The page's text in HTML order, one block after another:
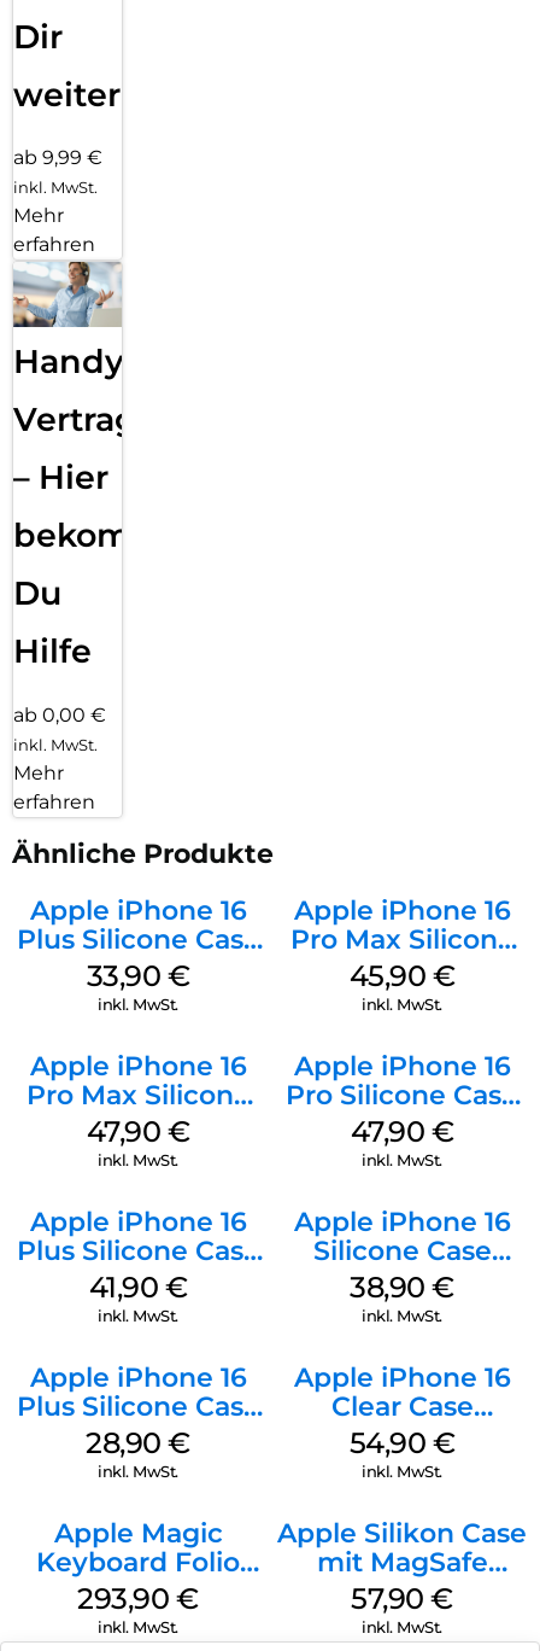
Dir
weiter
ab 9,99 €
inkl. MwSt.
Mehr
erfahren
Handy
Vertragsabwicklung
– Hier
bekommst
Du
Hilfe
ab 0,00 €
inkl. MwSt.
Mehr
erfahren
Ähnliche Produkte
Apple iPhone 16
Plus Silicone Case
MagSafe Lake
Green
33,90 €
inkl. MwSt.
Apple iPhone 16
Pro Max Silicone
Case MagSafe
Ultramarine
45,90 €
inkl. MwSt.
Apple iPhone 16
Pro Max Silicone
Case MagSafe
Black
47,90 €
inkl. MwSt.
Apple iPhone 16
Pro Silicone Case
MagSafe Denim
47,90 €
inkl. MwSt.
Apple iPhone 16
Plus Silicone Case
MagSafe Stone
Gray
41,90 €
inkl. MwSt.
Apple iPhone 16
Silicone Case
MagSafe
Ultramarine
38,90€
inkl. MwSt.
Apple iPhone 16
Plus Silicone Case
MagSafe Black
28,90€
inkl. MwSt.
Apple iPhone 16
Clear Case
MagSafe
Transparent
54,90 €
inkl. MwSt.
Apple Magic
Keyboard Folio
iPad 10.9″ (10.Gen.)
Weiß
293,90€
inkl. MwSt.
Apple Silikon Case
mit MagSafe
iPhone 14 Pro
(PRODUCT)RED
57,90€
inkl. MwSt.